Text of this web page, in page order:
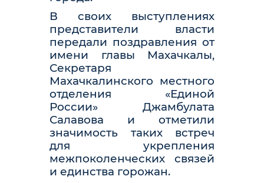
В своих выступлениях
представители власти
передали поздравления от
имени главы Махачкалы,
Секретаря
Махачкалинского местного
отделения «Единой
России» Джамбулата
Салавова и отметили
значимость таких встреч
для укрепления
межпоколенческих связей
и единства горожан.